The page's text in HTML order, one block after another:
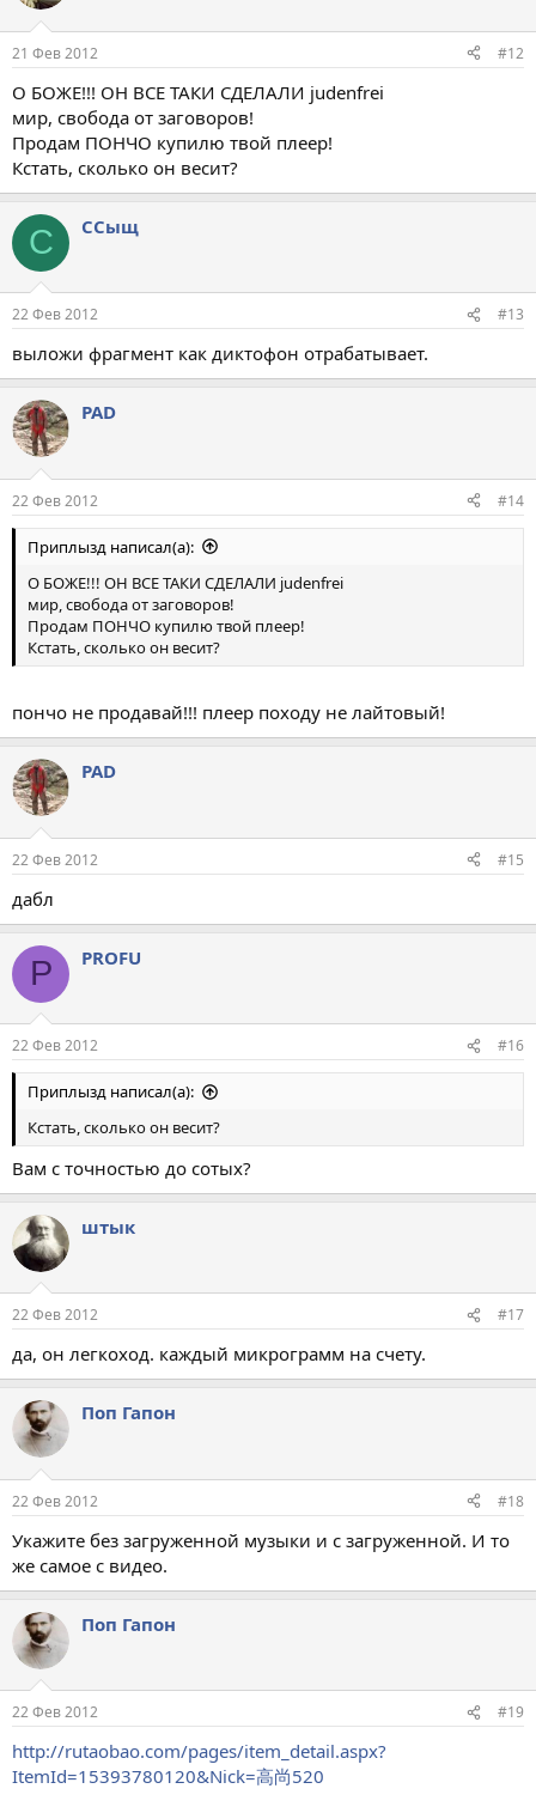
21 Фев 2012 #12
О БОЖЕ!!! ОН ВСЕ ТАКИ СДЕЛАЛИ judenfrei
мир, свобода от заговоров!
Продам ПОНЧО купилю твой плеер!
Кстать, сколько он весит?
С ССыщ
22 Фев 2012 #13
выложи фрагмент как диктофон отрабатывает.
PAD
22 Фев 2012 #14
Приплызд написал(а):
О БОЖЕ!!! ОН ВСЕ ТАКИ СДЕЛАЛИ judenfrei
мир, свобода от заговоров!
Продам ПОНЧО купилю твой плеер!
Кстать, сколько он весит?
пончо не продавай!!! плеер походу не лайтовый!
PAD
22 Фев 2012 #15
дабл
P PROFU
22 Фев 2012 #16
Приплызд написал(а):
Кстать, сколько он весит?
Вам с точностью до сотых?
штык
22 Фев 2012 #17
да, он легкоход. каждый микрограмм на счету.
Поп Гапон
22 Фев 2012 #18
Укажите без загруженной музыки и с загруженной. И то
же самое с видео.
Поп Гапон
22 Фев 2012 #19
http://rutaobao.com/pages/item_detail.aspx?
ItemId=15393780120&Nick=高尚520